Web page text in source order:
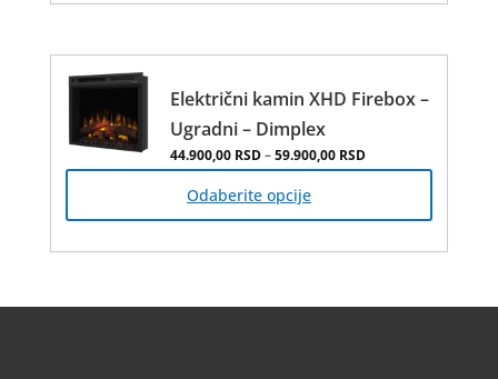
Električni kamin XHD Firebox –
Ugradni – Dimplex
44.900,00 RSD–59.900,00 RSDРаспон цена: од
Odaberite opcije
варијанти.
могу